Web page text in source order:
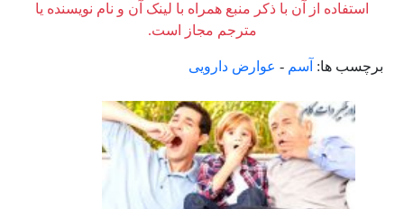
استفاده از آن با ذکر منبع همراه با لینک آن و نام نویسنده یا
مترجم مجاز است.
برچسب ها: آسم - عوارض دارویی